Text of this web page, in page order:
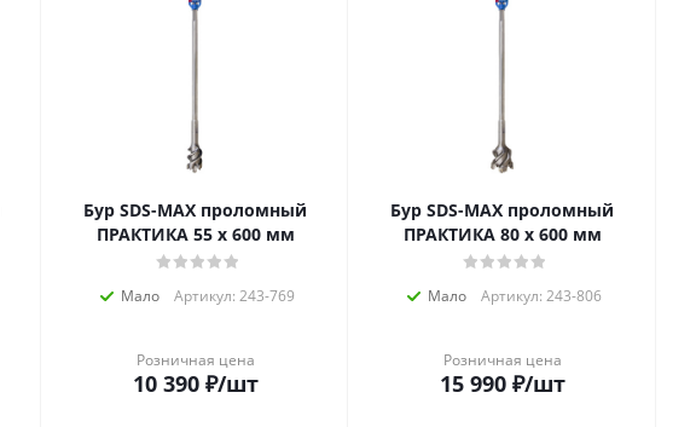
Бур SDS-MAX проломный
ПРАКТИКА 55 х 600 мм
Мало Артикул: 243-769
Розничная цена
10 390₽/шт
Бур SDS-MAX проломный
ПРАКТИКА 80 х 600 мм
Мало Артикул: 243-806
Розничная цена
15 990₽/шт